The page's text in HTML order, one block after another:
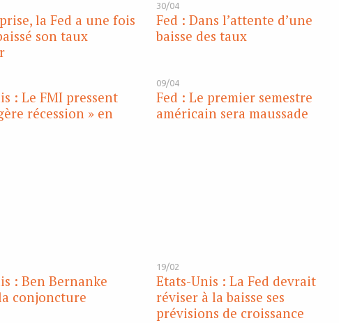
la Fed a une fois
son taux
30/04
Fed : Dans l’attente d’une
baisse des taux
: Le FMI pressent
récession » en
09/04
Fed : Le premier semestre
américain sera maussade
: Ben Bernanke
conjoncture
19/02
Etats-Unis : La Fed devrait
réviser à la baisse ses
prévisions de croissance